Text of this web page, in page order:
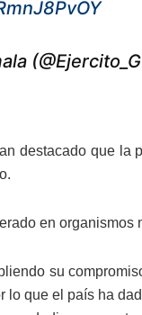
destacado que
en
su
lo que el país ha